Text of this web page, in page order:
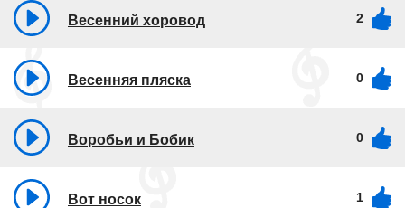
Весенний хоровод 2
Весенняя пляска 0
Воробьи и Бобик 0
Вот носок 1